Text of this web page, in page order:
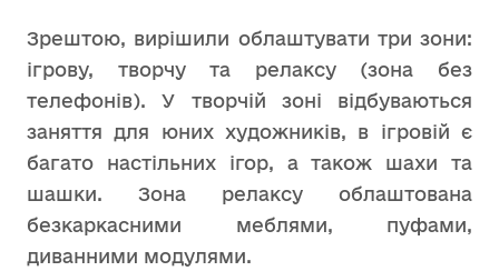
Зрештою, вирішили облаштувати три зони:
ігрову, творчу та релаксу (зона без
телефонів). У творчій зоні відбуваються
заняття для юних художників, в ігровій є
багато настільних ігор, а також шахи та
шашки. Зона релаксу облаштована
безкаркасними меблями, пуфами,
диванними модулями.